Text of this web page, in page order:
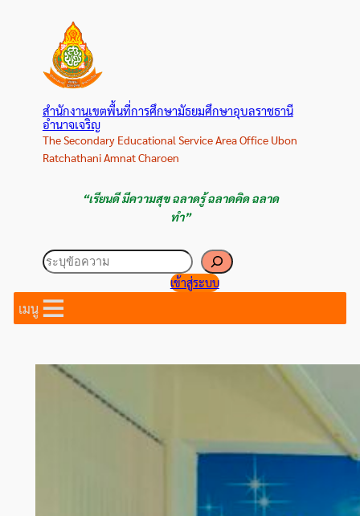
สำนักงานเขตพื้นที่การศึกษามัธยมศึกษาอุบลราชธานี
อำนาจเจริญ
The Secondary Educational Service Area Office Ubon
Ratchathani Amnat Charoen
“เรียนดี มีความสุข ฉลาดรู้ ฉลาดคิด ฉลาด
ทำ”
ค้นหา
เข้าสู่ระบบ
เมนู